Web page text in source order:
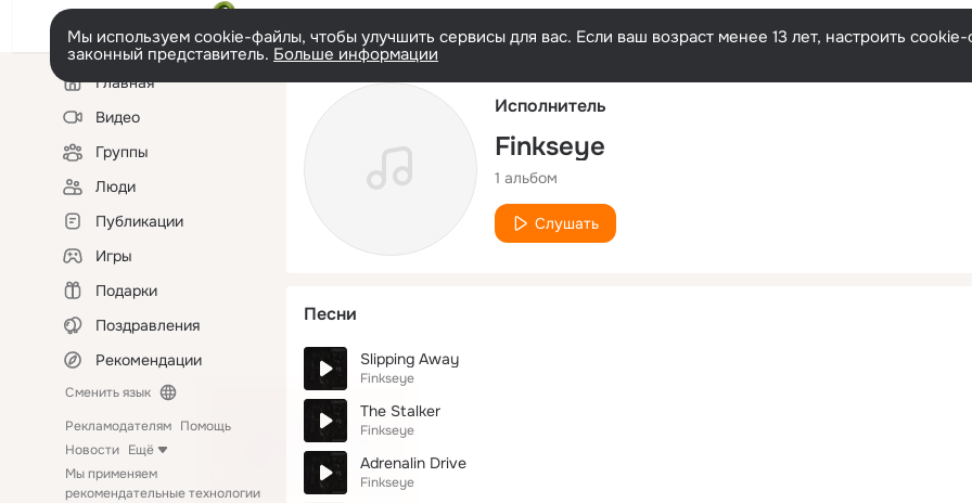
Мы используем cookie-файлы, чтобы улучшить сервисы для вас. Если ваш возраст менее 13 лет, настроить
законный представитель. Больше информации
Левая
колонкаГлавная
Видео
Группы
Люди
Публикации
Игры
Подарки
Поздравления
Рекомендации
Сменить язык
Рекламодателям Помощь
Новости Ещё
Мы применяем
рекомендательные технологии
Исполнитель
Finkseye
1 альбом
Слушать
Песни
Slipping Away
Finkseye
The Stalker
Finkseye
Adrenalin Drive
Finkseye